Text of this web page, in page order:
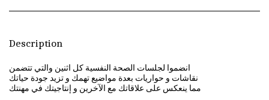
Description
انضموا لجلسات الصحة النفسية كل اثنين والتي تتضمن
نقاشات و حواريات بعدة مواضيع تهمك و تزيد جودة حياتك
مما ينعكس على علاقاتك مع الآخرين و إنتاجيتك في مهنتك